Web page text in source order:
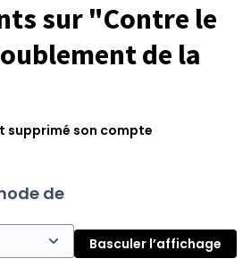
sur "Contre le
de la
supprimé son compte
de
Basculer l’affichage